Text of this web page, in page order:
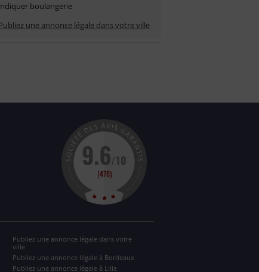
boulangerie
une annonce légale dans votre ville
Publiez une annonce légale dans votre
ville
Publiez une annonce légale à Bordeaux
Publiez une annonce légale à Lille